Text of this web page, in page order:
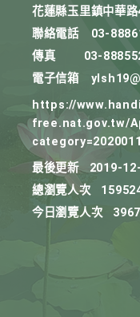
花蓮縣玉里鎮中華
聯絡電話
03-
傳真
03-
電子信箱
https://
free.nat.gov.tw/
最後更新
2019-
總瀏覽人次
今日瀏覽人次
3967